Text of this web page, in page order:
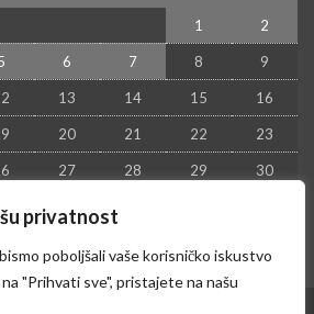
privatnost
poboljšali vaše korisničko iskustvo
"Prihvati sve", pristajete na našu
1
2
6 7 8 9
13 14 15 16
20 21 22 23
27 28 29 30